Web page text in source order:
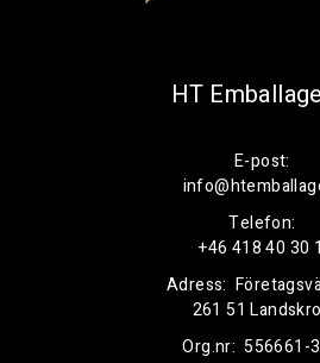
HT
E-post:
Telefon:
+46 418 40 30
Adress:
261 51
Org.nr: 556661-